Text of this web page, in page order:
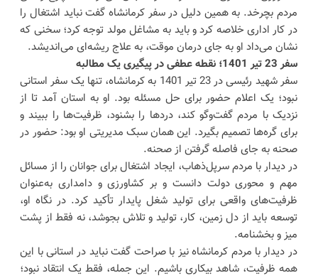
مردم بچرخد. به همین دلیل در سفر کرمانشاه گفت نباید اشتغال را
در کار اداری خلاصه کرد و باید به مشاغل مولد توجه کرد؛ سخنی که
نشان می‌داد او به جای درمان موقت، به علاج ریشه‌ای می‌اندیشد.
سفر 23 تیر 1401؛ نقطه عطفی در پیگیری یک مطالبه
سفر شهید رئیسی در 23 تیر 1401 به کرمانشاه، تنها یک سفر استانی
نبود؛ یک اعلام حضور برای حل مسئله بود. او به استان آمد تا از
نزدیک با مردم گفت‌وگو کند، دردها را بشنود، ظرفیت‌ها را ببیند و
برای گره‌ها تصمیم بگیرد. این همان سبک مدیریتی او بود: حضور در
صحنه به جای فاصله گرفتن از صحنه.
در دیدار با مردم سرپل‌ذهاب، ایجاد اشتغال برای جوانان را از مسائل
مهم و محوری دولت دانست و بر کشاورزی و دامداری به‌عنوان
ظرفیت‌های واقعی برای تولید شغل پایدار تأکید کرد. در نگاه او،
توسعه باید از دل زمین، کار، تولید و تلاش بجوشد، نه فقط از پشت
میز و بخشنامه.
در دیدار با مردم کرمانشاه نیز با صراحت گفت نباید در استانی با این
همه ظرفیت، شاهد بیکاری باشیم. این جمله، فقط یک انتقاد نبود؛